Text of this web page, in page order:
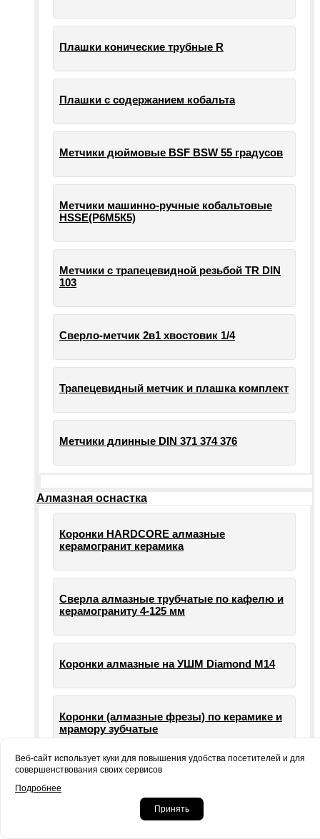
Плашки конические трубные R
Плашки с содержанием кобальта
Метчики дюймовые BSF BSW 55 градусов
Метчики машинно-ручные кобальтовые
HSSE(Р6М5К5)
Метчики с трапецевидной резьбой TR DIN
103
Сверло-метчик 2в1 хвостовик 1/4
Трапецевидный метчик и плашка комплект
Метчики длинные DIN 371 374 376
Алмазная оснастка
Коронки HARDCORE алмазные
керамогранит керамика
Сверла алмазные трубчатые по кафелю и
керамограниту 4-125 мм
Коронки алмазные на УШМ Diamond М14
Коронки (алмазные фрезы) по керамике и
мрамору зубчатые
машин УШМ болгарки
Веб-сайт использует куки для повышения удобства посетителей и для
совершенствования своих сервисов
Подробнее
Принять